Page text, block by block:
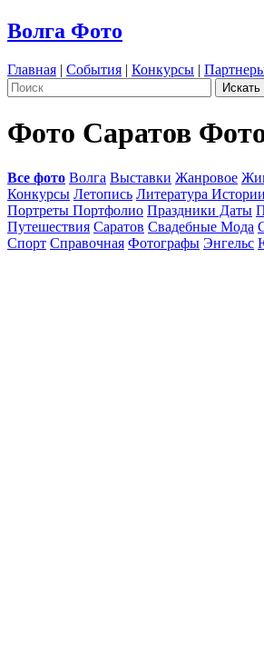
Волга Фото
Главная | События | Конкурсы |
Фото Саратов
Все фото Волга Выставки Жанровое
Конкурсы Летопись Литература Истории
Портреты Портфолио Праздники Даты
Путешествия Саратов Свадебные Мода
Спорт Справочная Фотографы Энгельс